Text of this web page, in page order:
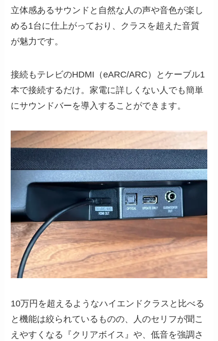
立体感あるサウンドと自然な人の声や音色が楽し
める1台に仕上がっており、クラスを超えた音質
が魅力です。
接続もテレビのHDMI（eARC/ARC）とケーブル1
本で接続するだけ。家電に詳しくない人でも簡単
にサウンドバーを導入することができます。
10万円を超えるようなハイエンドクラスと比べる
と機能は絞られているものの、人のセリフが聞こ
えやすくなる『クリアボイス』や、低音を強調さ